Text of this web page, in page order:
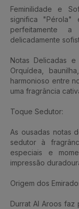
Feminilidade e
significa "Pérola"
perfeitamente
delicadamente
Notas Delicadas
Orquídea,
harmonioso entre
uma fragrância
Toque Sedutor:
As ousadas notas
sedutor à
especiais e
impressão
Origem dos
Durrat Al Aroos faz